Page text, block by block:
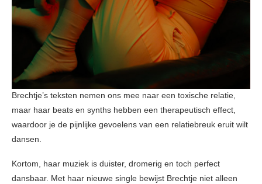
Brechtje’s teksten nemen ons mee naar een toxische relatie,
maar haar beats en synths hebben een therapeutisch effect,
waardoor je de pijnlijke gevoelens van een relatiebreuk eruit wilt
dansen.
Kortom, haar muziek is duister, dromerig en toch perfect
dansbaar. Met haar nieuwe single bewijst Brechtje niet alleen